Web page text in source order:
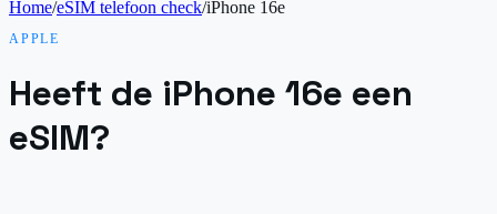
Home/eSIM telefoon check/iPhone 16e
APPLE
Heeft de iPhone 16e een
eSIM?